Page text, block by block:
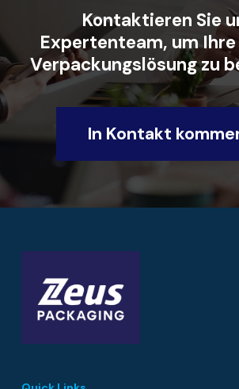
Kontaktieren Sie
Expertenteam, umIhre
Verpackungslösungzu
In Kontakt